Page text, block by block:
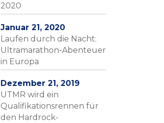
2020
Januar 21, 2020
Laufen durch die Nacht:
Ultramarathon-Abenteuer
in Europa
Dezember 21, 2019
UTMR wird ein
Qualifikationsrennen für
den Hardrock-